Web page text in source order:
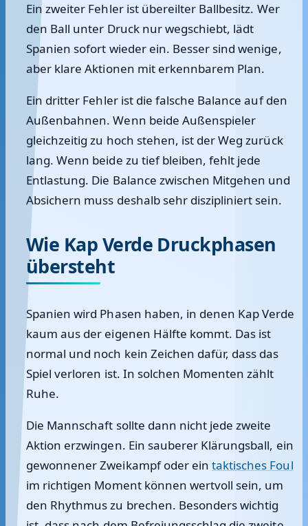
Ein zweiter Fehler ist übereilter Ballbesitz. Wer
den Ball unter Druck nur wegschiebt, lädt
Spanien sofort wieder ein. Besser sind wenige,
aber klare Aktionen mit erkennbarem Plan.
Ein dritter Fehler ist die falsche Balance auf den
Außenbahnen. Wenn beide Außenspieler
gleichzeitig zu hoch stehen, ist der Weg zurück
lang. Wenn beide zu tief bleiben, fehlt jede
Entlastung. Die Balance zwischen Mitgehen und
Absichern muss deshalb sehr diszipliniert sein.
Wie Kap Verde Druckphasen
übersteht
Spanien wird Phasen haben, in denen Kap Verde
kaum aus der eigenen Hälfte kommt. Das ist
normal und noch kein Zeichen dafür, dass das
Spiel verloren ist. In solchen Momenten zählt
Ruhe.
Die Mannschaft sollte dann nicht jede zweite
Aktion erzwingen. Ein sauberer Klärungsball, ein
gewonnener Zweikampf oder eintaktisches Foul
im richtigen Moment können wertvoll sein, um
den Rhythmus zu brechen. Besonders wichtig